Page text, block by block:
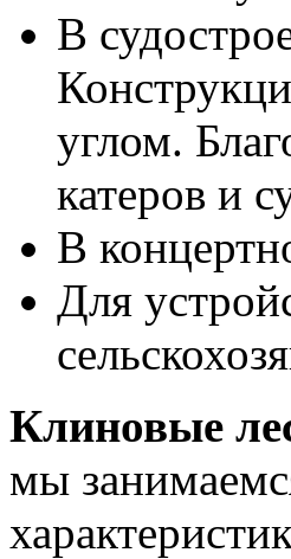
В
углом.
катеров и
В
Для
Клиновые
мы